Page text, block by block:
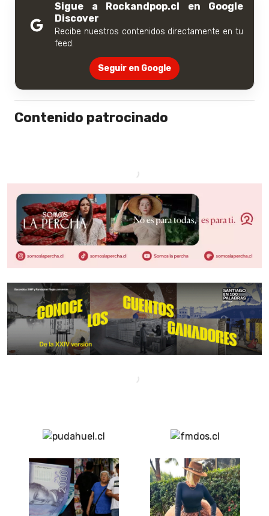
Sigue a Rockandpop.cl en Google
Discover
Recibe nuestros contenidos directamente en tu
feed.
Seguir en Google
Contenido patrocinado